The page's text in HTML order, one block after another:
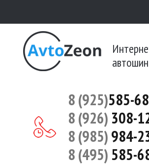
8 (925)585-
8 (926) 308-
8 (985)984-
8 (495)585-